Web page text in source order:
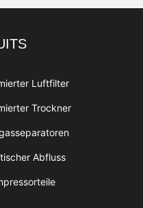
Luftfilter
Trockner
Abfluss